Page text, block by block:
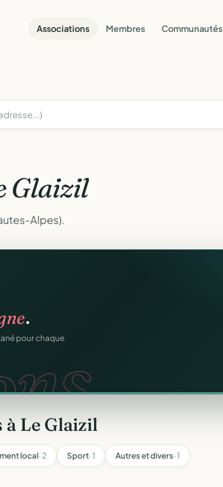
Associations Membres Communautés
Glaizil
Alpes).
gratuitement
au même endroit,
.
pour chaque
Le Glaizil
local· 2 Sport· 1 Autres et divers· 1